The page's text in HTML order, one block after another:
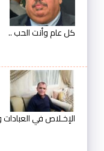
كل عام وأنت الحب ..
الإخـلاص في